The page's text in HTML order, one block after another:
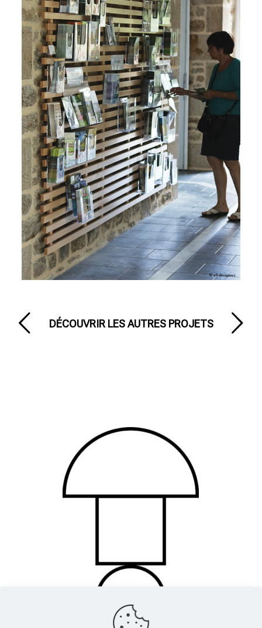
DÉCOUVRIR LES AUTRES PROJETS